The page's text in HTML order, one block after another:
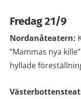
Fredag 21/9
Nordanåteatern:
”Mammas nya
hyllade